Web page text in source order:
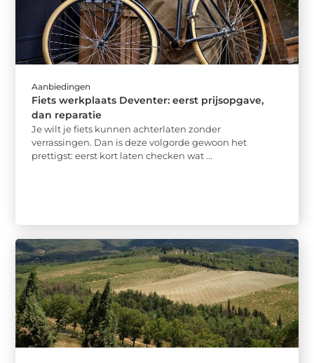
Aanbiedingen
Fiets werkplaats Deventer: eerst prijsopgave,
dan reparatie
Je wilt je fiets kunnen achterlaten zonder
verrassingen. Dan is deze volgorde gewoon het
prettigst: eerst kort laten checken wat ...